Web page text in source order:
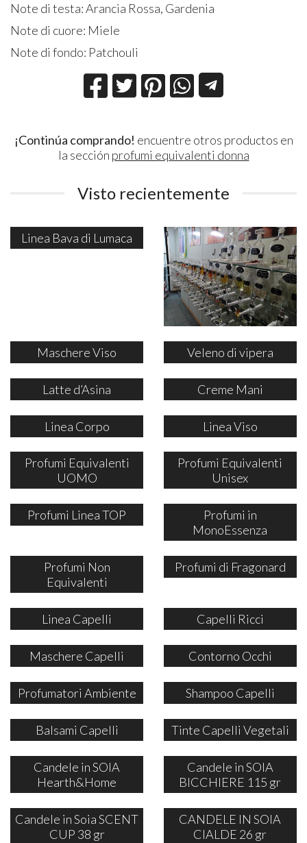
Note di testa: Arancia Rossa, Gardenia
Note di cuore: Miele
Note di fondo: Patchouli
¡Continúa comprando! encuentre otros productos en
la sección profumi equivalenti donna
Visto recientemente
Linea Bava di Lumaca
Maschere Viso Veleno di vipera
Latte d’Asina Creme Mani
Linea Corpo Linea Viso
Profumi Equivalenti
UOMO
Profumi Equivalenti
Unisex
Profumi Linea TOP
Profumi in
MonoEssenza
Profumi Non
Equivalenti
Profumi di Fragonard
Linea Capelli Capelli Ricci
Maschere Capelli Contorno Occhi
Profumatori Ambiente Shampoo Capelli
Balsami Capelli Tinte Capelli Vegetali
Candele in SOIA
Hearth&Home
Candele in SOIA
BICCHIERE 115 gr
Candele in Soia SCENT
CUP 38 gr
CANDELE IN SOIA
CIALDE 26 gr